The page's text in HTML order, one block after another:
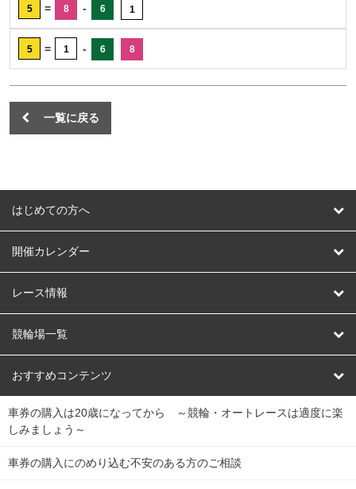
5 = 8 - 6 1
5 = 1 - 6 8
一覧に戻る
はじめての方へ
はじめての方へ
開催カレンダー
競輪
オートレース
競輪くじ
Dokanto!
チャリロトプラザ
レース情報
レース予想
レース結果
キャリーオーバー一覧
競輪場一覧
北日本 函館競輪場
関
東
弥彦競輪場 前橋競輪場 取手競輪場 宇都宮競輪場
おすすめコンテンツ
競輪選手情報
Perfecta Navi
車券の購入は20歳になってから ～競輪・オートレースは適度に楽
しみましょう～
車券の購入にのめり込む不安のある方のご相談